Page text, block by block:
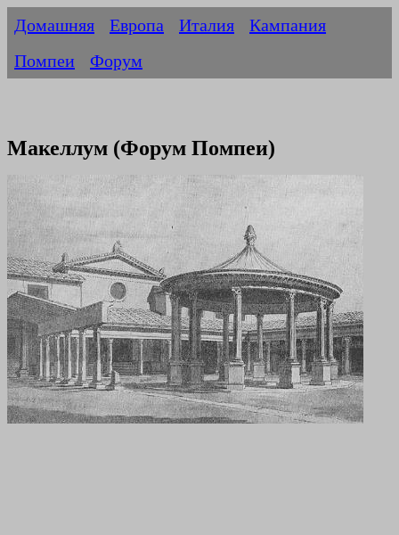
Домашняя Европа Италия
Кампания
Помпеи
Форум
Макеллум (Форум Помпеи)